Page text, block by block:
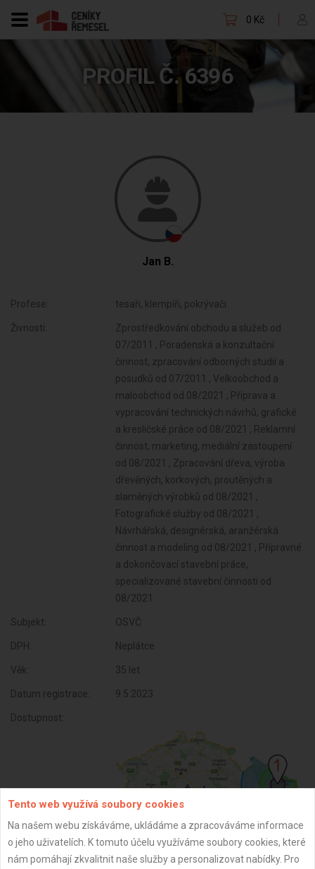
0 Kč
PROFIL Č. 6396
Jan B.
Profese: tesaři, klempíři, pokrývači
Živnosti:
Zprostředkování obchodu a služeb od
07/2011 , Poradenská a konzultační
činnost, zpracování odborných studií a
posudků od 07/2011 , Velkoobchod a
maloobchod od 08/2021 , Příprava a
vypracování technických návrhů, grafické
a kresličské práce od 08/2021 , Reklamní
činnost, marketing, mediální zastoupení
od 08/2021 , Zpracování dřeva, výroba
dřevěných, korkových, proutěných a
slaměných výrobků od 08/2021 ,
Fotografické služby od 08/2021 ,
Návrhářská, designérská, aranžérská
činnost a modeling od 08/2021 , Přípravné
a dokončovací stavební práce,
specializované stavební činnosti od
08/2021
Subjekt: OSVČ
DPH: Neplátce
Věk: 35 let
Datum registrace: 9.5.2023
Dostupnost:
Tento web využívá soubory cookies
Na našem webu získáváme, ukládáme a zpracováváme informace
o jeho uživatelích. K tomuto účelu využíváme soubory cookies, které
nám pomáhají zkvalitnit naše služby a personalizovat nabídky. Pro